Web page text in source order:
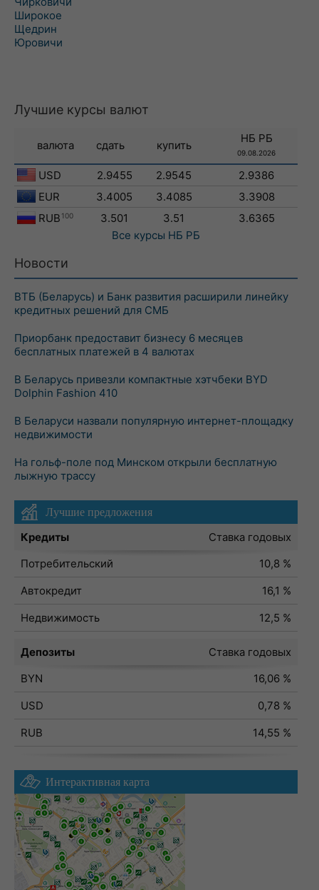
Широкое
Щедрин
Юровичи
Лучшие курсы валют
валюта сдать купить
НБ РБ
09.08.2026
USD 2.9455 2.9545
2.9386
EUR
3.4005 3.4085
3.3908
RUB 100 3.501 3.51
3.6365
Все курсы НБ РБ
Новости
ВТБ (Беларусь) и Банк развития расширили линейку
кредитных решений для СМБ
Приорбанк предоставит бизнесу 6 месяцев
бесплатных платежей в 4 валютах
В Беларусь привезли компактные хэтчбеки BYD
Dolphin Fashion 410
В Беларуси назвали популярную интернет-площадку
недвижимости
На гольф-поле под Минском открыли бесплатную
лыжную трассу
Лучшие предложения
Кредиты
Ставка годовых
Потребительский
10,8 %
Автокредит
16,1 %
Недвижимость
12,5 %
Депозиты
Ставка годовых
BYN
16,06 %
USD
0,78 %
RUB
14,55 %
Интерактивная карта